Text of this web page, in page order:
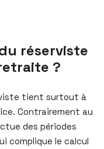
réserviste
?
tient surtout à
Contrairement au
des périodes
complique le calcul